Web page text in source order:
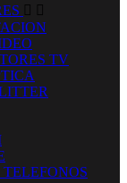
 
TV